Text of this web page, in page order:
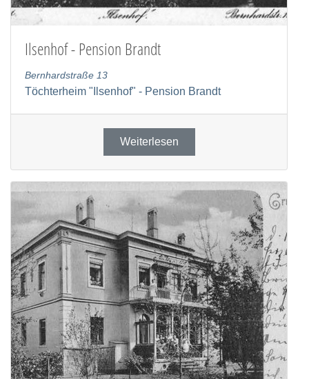
Ilsenhof - Pension Brandt
Bernhardstraße 13
Töchterheim "Ilsenhof" - Pension Brandt
Weiterlesen